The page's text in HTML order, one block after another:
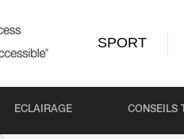
SPORT
ECLAIRAGE CONSEILS